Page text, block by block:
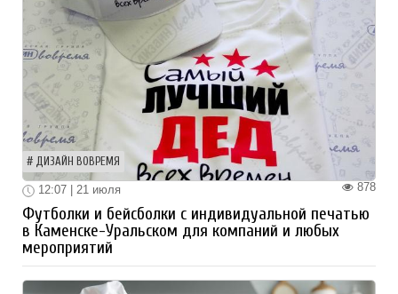
ДИЗАЙН ВОВРЕМЯ
878
12:07 | 21 июля
Футболки и бейсболки с индивидуальной печатью
в Каменске-Уральском для компаний и любых
мероприятий